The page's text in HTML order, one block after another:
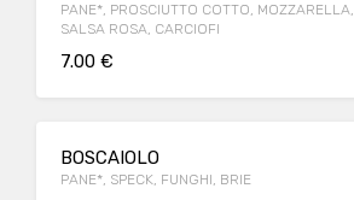
PANE*, PROSCIUTTO COTTO, MOZZARELLA,
SALSA ROSA, CARCIOFI
7.00 €
BOSCAIOLO
PANE*, SPECK, FUNGHI, BRIE